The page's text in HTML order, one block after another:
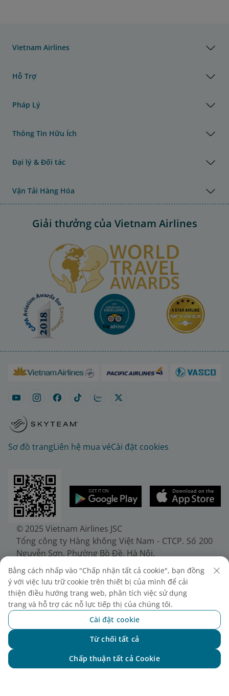
Vietnam Airlines
Hỗ Trợ
Pháp Lý
Thông Tin Hữu Ích
Đại lý & Đối tác
Vận Tải Hàng Hóa
Giải thưởng của Vietnam Airlines
Sơ đồ trangLiên hệ mua véCài đặt cookies
© 2025 Vietnam Airlines JSC
Tổng công ty Hàng không Việt Nam - CTCP. Số 200
Nguyễn Sơn, Phường Bồ Đề, Hà Nội.
Điện thoại: (+84-24) 38272289. Fax: (+84-24)
38722375
Giấy chứng nhận đăng ký doanh nghiệp, mã số
doanh nghiệp 0100107518, đăng ký lần đầu ngày
30/6/2010, đăng ký thay đổi lần thứ 10 ngày
24/7/2025, cấp bởi Sở Tài chính Thành phố Hà Nội.
Bằng cách nhấp vào "Chấp nhận tất cả cookie", bạn đồng
ý với việc lưu trữ cookie trên thiết bị của mình để cải
thiện điều hướng trang web, phân tích việc sử dụng
trang và hỗ trợ các nỗ lực tiếp thị của chúng tôi.
Cài đặt cookie
Từ chối tất cả
Chấp thuận tất cả Cookie